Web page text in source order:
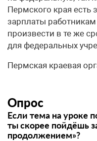
Пермского края есть
зарплаты
произвести в те же
для федеральных
Пермская краевая
Опрос
Если тема на уроке
ты скорее пойдёшь
продолжением»?